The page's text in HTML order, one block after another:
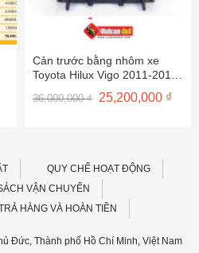
Cản trước bằng nhôm xe
Toyota Hilux Vigo 2011-2015
màu đen 2D.5707.1.B-NL
36,000,000₫ Giá
gốc
25,200,000 ₫Giá
QUY CHẾ HOẠT ĐỘNG
VẬN CHUYỂN
HÀNG VÀ HOÀN TIỀN
Đức, Thành phố Hồ Chí Minh, Việt Nam